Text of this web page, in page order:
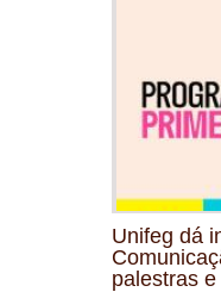
Unifeg dá
palestras